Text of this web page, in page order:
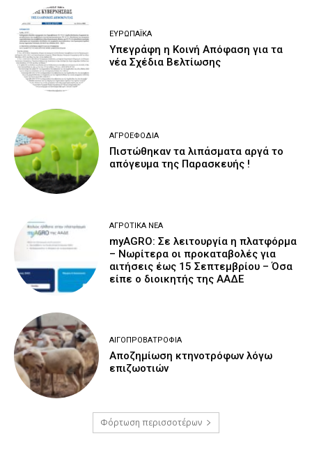
ΕΥΡΩΠΑΪΚΆ
Υπεγράφη η Κοινή Απόφαση για τα
νέα Σχέδια Βελτίωσης
ΑΓΡΟΕΦΌΔΙΑ
Πιστώθηκαν τα λιπάσματα αργά το
απόγευμα της Παρασκευής !
ΑΓΡΟΤΙΚΆ ΝΈΑ
myAGRO: Σε λειτουργία η πλατφόρμα
– Νωρίτερα οι προκαταβολές για
αιτήσεις έως 15 Σεπτεμβρίου – Όσα
είπε ο διοικητής της ΑΑΔΕ
ΑΙΓΟΠΡΟΒΑΤΡΟΦΊΑ
Αποζημίωση κτηνοτρόφων λόγω
επιζωοτιών
Φόρτωση περισσοτέρων